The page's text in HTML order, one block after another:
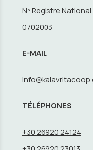
Nº Registre
0702003
E-MAIL
TÉLÉPHONES
+30 26920 24124